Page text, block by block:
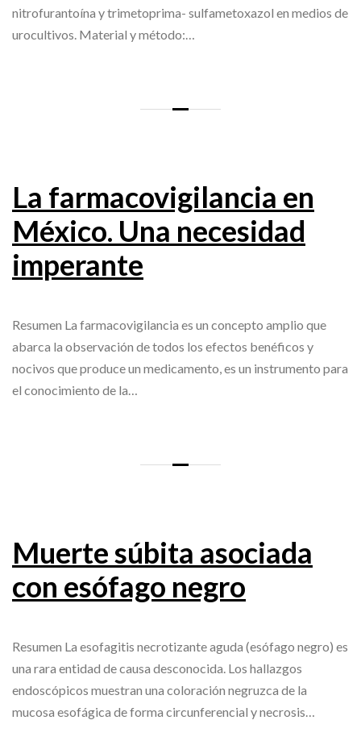
nitrofurantoína y trimetoprima- sulfametoxazol en medios de
urocultivos. Material y método:…
La farmacovigilancia en
México. Una necesidad
imperante
Resumen La farmacovigilancia es un concepto amplio que
abarca la observación de todos los efectos benéficos y
nocivos que produce un medicamento, es un instrumento para
el conocimiento de la…
Muerte súbita asociada
con esófago negro
Resumen La esofagitis necrotizante aguda (esófago negro) es
una rara entidad de causa desconocida. Los hallazgos
endoscópicos muestran una coloración negruzca de la
mucosa esofágica de forma circunferencial y necrosis…